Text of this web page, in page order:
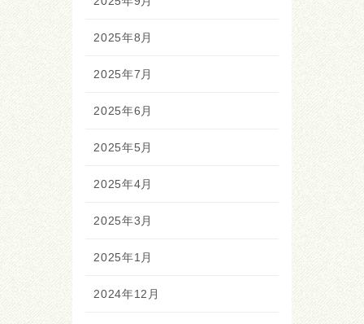
2025年8月
2025年7月
2025年6月
2025年5月
2025年4月
2025年3月
2025年1月
2024年12月